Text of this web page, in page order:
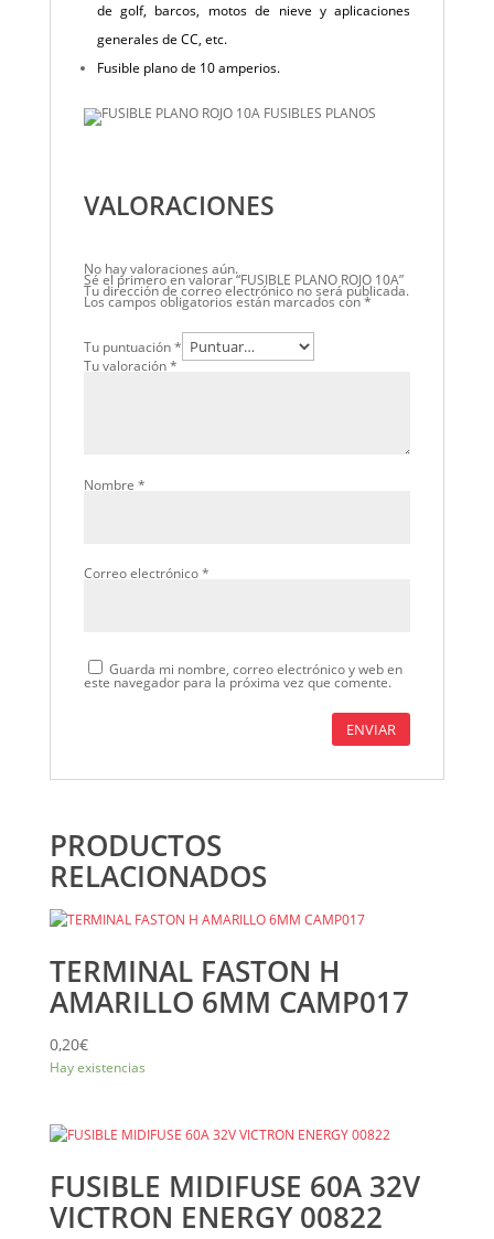
de golf, barcos, motos de nieve y aplicaciones
generales de CC, etc.
Fusible plano de 10 amperios.
VALORACIONES
No hay valoraciones aún.
Sé el primero en valorar “FUSIBLE PLANO ROJO 10A”
Tu dirección de correo electrónico no será publicada.
Los campos obligatorios están marcados con*
Tu puntuación*
Tu valoración*
Nombre *
Correo electrónico*
Guarda mi nombre, correo electrónico y web en
este navegador para la próxima vez que comente.
PRODUCTOS
RELACIONADOS
TERMINAL FASTON H
AMARILLO 6MM CAMP017
0,20€
Hay existencias
FUSIBLE MIDIFUSE 60A 32V
VICTRON ENERGY 00822